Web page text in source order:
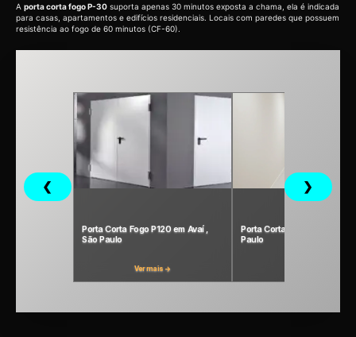
A porta corta fogo P-30 suporta apenas 30 minutos exposta a chama, ela é indicada
para casas, apartamentos e edifícios residenciais. Locais com paredes que possuem
resistência ao fogo de 60 minutos (CF-60).
❮
Porta Corta Fogo P120 em Avaí ,
São Paulo
Ver mais →
Porta Corta-Fogo P90 em
Paulo
❯